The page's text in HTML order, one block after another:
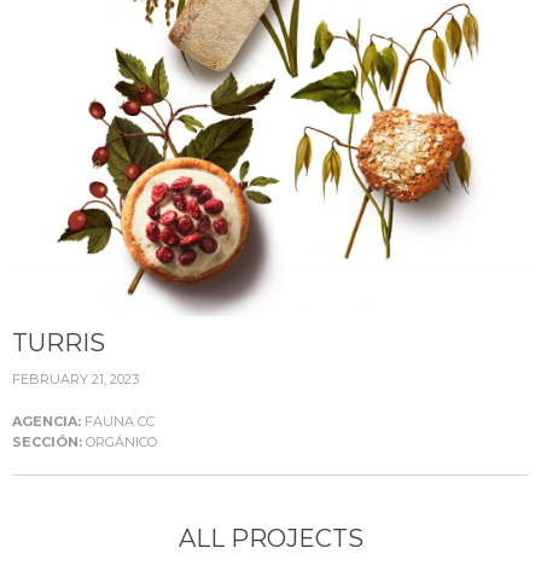
TURRIS
FEBRUARY 21, 2023
AGENCIA: FAUNA CC
SECCIÓN: ORGÁNICO
ALL PROJECTS